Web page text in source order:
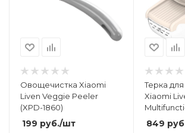
Овощечистка Xiaomi
Liven Veggie Peeler
(XPD-1860)
199 руб./шт
Терка
Xiaomi
Cutter
849